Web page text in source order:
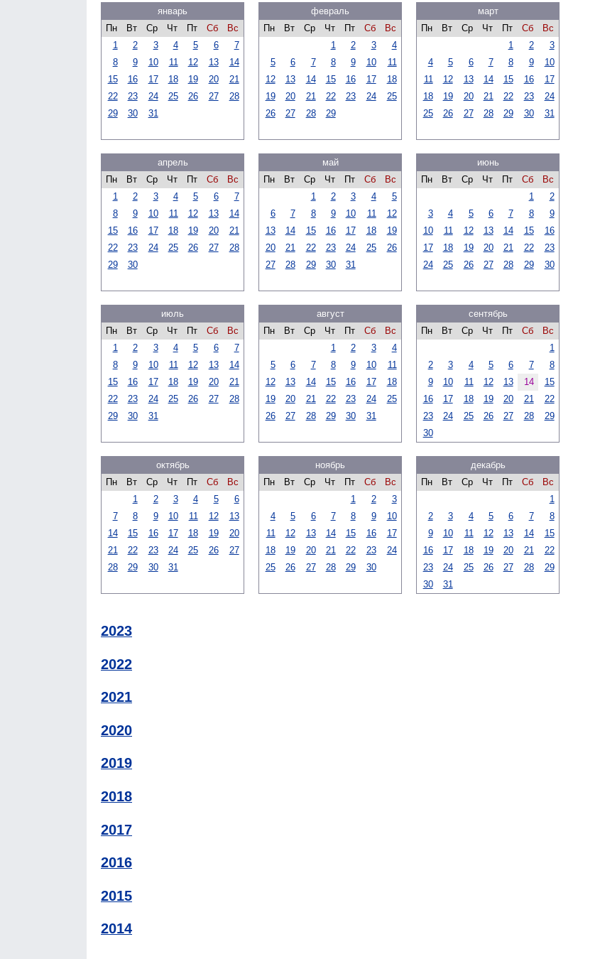
январь
Пн
Вт Ср Чт Пт Сб
Вс
1
2 3 4 5 6
7
8
9 10 11 12 13
14
15
16 17 18 19 20
21
22
23 24 25 26 27
28
29
30 31
февраль
Пн
Вт Ср Чт Пт Сб
Вс
1
2 3
4
5
6 7 8 9 10
11
12
13 14 15 16 17
18
19
20 21 22 23 24
25
26
27 28 29
март
Пн
Вт Ср Чт Пт Сб
Вс
1
2
3
4
5 6 7 8 9
10
11
12 13 14 15 16
17
18
19 20 21 22 23
24
25
26 27 28 29 30 31
апрель
Пн
Вт Ср Чт Пт Сб
Вс
1
2 3 4 5 6
7
8
9 10 11 12 13
14
15
16 17 18 19 20
21
22
23 24 25 26 27
28
29
30
май
Пн
Вт Ср Чт Пт Сб
Вс
1
2 3 4
5
6
7 8 9 10 11
12
13
14 15 16 17 18
19
20
21 22 23 24 25
26
27
28 29 30 31
июнь
Пн
Вт Ср Чт Пт Сб
Вс
1
2
3
4 5 6 7 8
9
10
11 12 13 14 15
16
17
18 19 20 21 22
23
24
25 26 27 28 29 30
июль
Пн
Вт Ср Чт Пт Сб
Вс
1
2 3 4 5 6
7
8
9 10 11 12 13
14
15
16 17 18 19 20
21
22
23 24 25 26 27
28
29
30 31
август
Пн
Вт Ср Чт Пт Сб
Вс
1
2 3
4
5
6 7 8 9 10
11
12
13 14 15 16 17
18
19
20 21 22 23 24
25
26
27 28 29 30 31
сентябрь
Пн
Вт Ср Чт Пт Сб
Вс
1
2
3 4 5 6 7
8
9
10 11 12 13 14
15
16
17 18 19 20 21
22
23
24 25 26 27 28
29
30
октябрь
Пн
Вт Ср Чт Пт Сб
Вс
1
2 3 4 5
6
7
8 9 10 11 12
13
14
15 16 17 18 19
20
21
22 23 24 25 26
27
28
29 30 31
ноябрь
Пн
Вт Ср Чт Пт Сб
Вс
1
2
3
4
5 6 7 8 9
10
11
12 13 14 15 16
17
18
19 20 21 22 23
24
25
26 27 28 29 30
декабрь
Пн
Вт Ср Чт Пт Сб
Вс
1
2
3 4 5 6 7
8
9
10 11 12 13 14
15
16
17 18 19 20 21
22
23
24 25 26 27 28
29
30
31
2023
2022
2021
2020
2019
2018
2017
2016
2015
2014